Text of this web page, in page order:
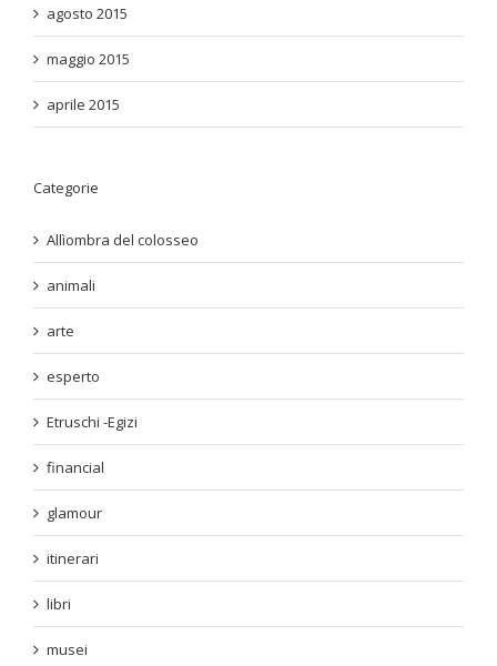
agosto 2015
maggio 2015
aprile 2015
Categorie
Allìombra del colosseo
animali
arte
esperto
Etruschi -Egizi
financial
glamour
itinerari
libri
musei